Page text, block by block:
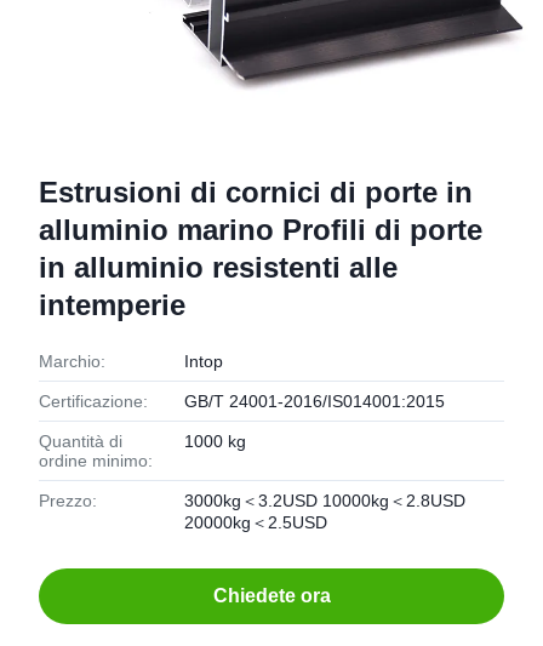
Estrusioni di cornici di porte in
alluminio marino Profili di porte
in alluminio resistenti alle
intemperie
Marchio: Intop
Certificazione: GB/T 24001-2016/IS014001:2015
Quantità di
ordine minimo:
1000 kg
Prezzo:
3000kg＜3.2USD 10000kg＜2.8USD
20000kg＜2.5USD
Chiedete ora